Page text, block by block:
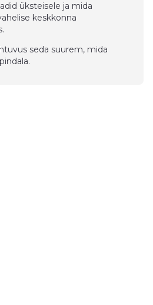
üksteisele ja mida
keskkonna
seda suurem, mida